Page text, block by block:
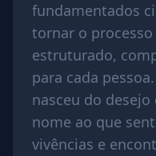
fundamentados
tornar o
estruturado,
para cada
nasceu do
nome ao que
vivências e